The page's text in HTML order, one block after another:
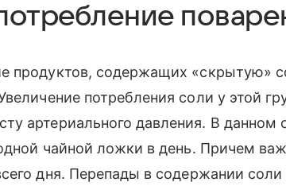
продуктов, содержащих «скрытую»
потребления соли у этой
артериального давления. В данном
чайной ложки в день. Причем
дня. Перепады в содержании